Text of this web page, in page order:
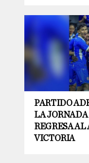
PARTIDO
LA JORNADA
REGRESA AL
VICTORIA